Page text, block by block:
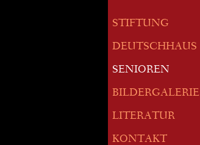
STIFTUNG
DEUTSCHHAUS
SENIOREN
BILDERGALERIE
LITERATUR
KONTAKT